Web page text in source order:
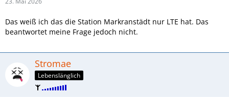
Das weiß ich das die Station Markranstädt nur LTE hat. Das
beantwortet meine Frage jedoch nicht.
Stromae
Lebenslänglich